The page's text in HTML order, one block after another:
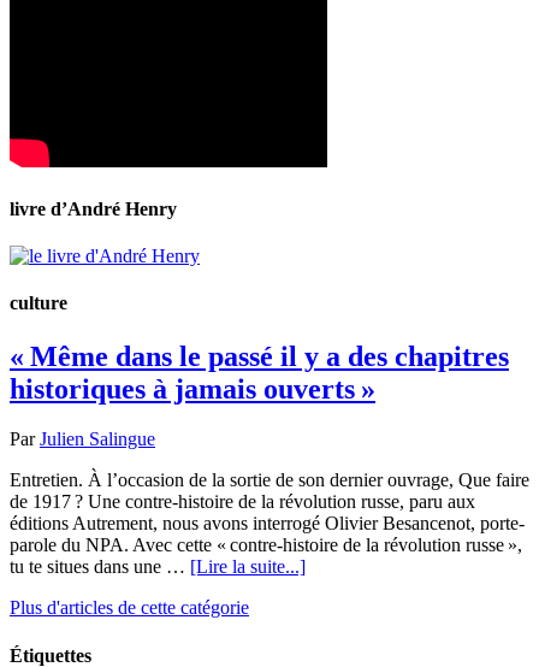
livre d’André Henry
culture
« Même dans le passé il y a des chapitres
historiques à jamais ouverts »
ParJulien Salingue
Entretien. À l’occasion de la sortie de son dernier ouvrage, Que faire
de 1917 ? Une contre-histoire de la révolution russe, paru aux
éditions Autrement, nous avons interrogé Olivier Besancenot, porte-
parole du NPA. Avec cette « contre-histoire de la révolution russe »,
tu te situes dans une … [Lire la suite...]
Plus d'articles de cette catégorie
Étiquettes